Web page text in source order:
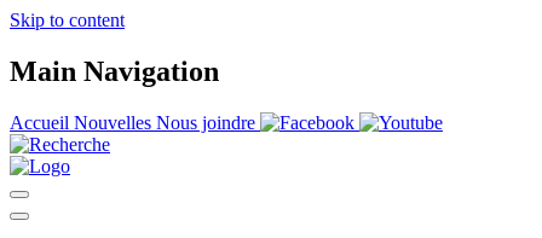
Skip to content
Main Navigation
Accueil Nouvelles Nous joindre